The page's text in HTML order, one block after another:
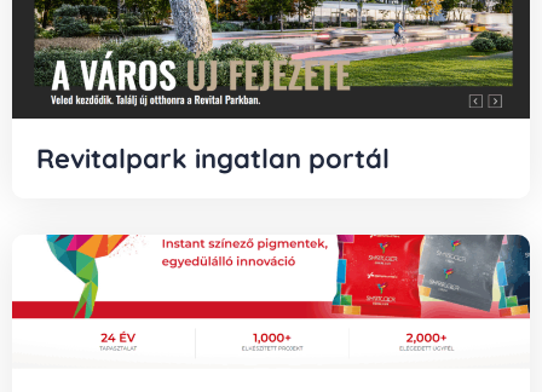
Revitalpark ingatlan portál